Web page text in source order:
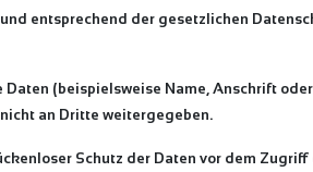
entsprechend der gesetzlichen
(beispielsweise Name, Anschrift
an Dritte weitergegeben.
Schutz der Daten vor dem